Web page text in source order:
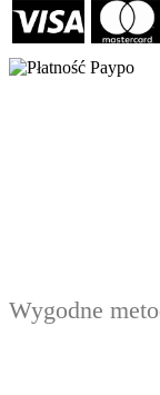
Wygodne